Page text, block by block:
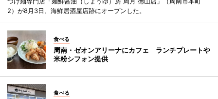
2）が8月3日、海鮮居酒屋店跡にオープンした。
食べる
周南・ゼオンアリーナにカフェ ランチプレートや
米粉シフォン提供
食べる